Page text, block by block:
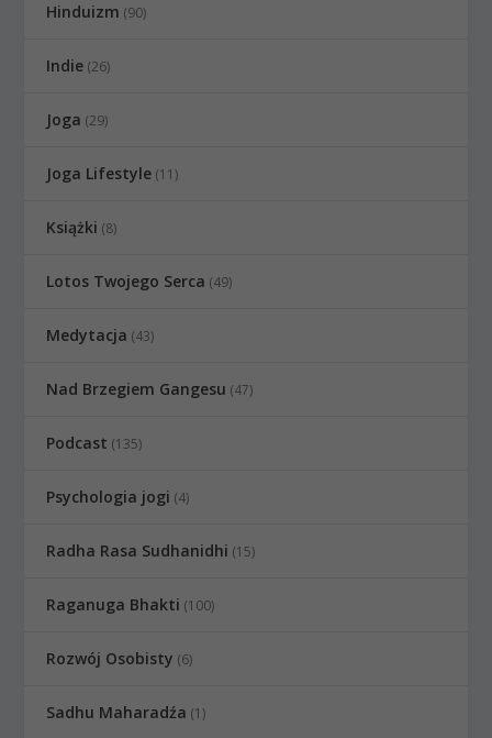
Hinduizm (90)
Indie (26)
Joga (29)
Joga Lifestyle (11)
Książki (8)
Lotos Twojego Serca (49)
Medytacja (43)
Nad Brzegiem Gangesu (47)
Podcast (135)
Psychologia jogi (4)
Radha Rasa Sudhanidhi (15)
Raganuga Bhakti (100)
Rozwój Osobisty (6)
Sadhu Maharadźa (1)